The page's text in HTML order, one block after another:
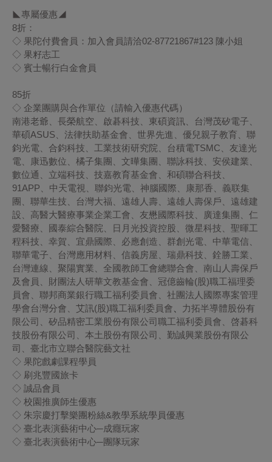
◣專屬優惠◢
8折：
◇ 果陀付費會員：加入會員請洽02-87721867#123 陳小姐
◇ 果籽志工
◇ 賓士暢行白金會員
85折
◇ 企業團購與合作單位（請輸入優惠代碼）
南港老爺、長榮航空、啟碁科技、東碩資訊、台灣茂矽電子、
華碩ASUS、法律扶助基金會、世界先進、優兒親子教育、聯
鈞光電、合鈞科技、工業技術研究院、台積電TSMC、友達光
電、康迅數位、橘子集團、文曄集團、聯詠科技、安侯建業、
數位通、立端科技、技嘉教育基金會、和碩聯合科技、
91APP、中天電視、聯鈞光電、神腦國際、康那香、義联集
團、聯華生技、台灣大福、遠雄人壽、遠雄人壽保戶、遠雄建
設、高醫大醫療事業企業工會、友懋國際科技、廣達集團、仁
愛醫療、國泰綜合醫院、日月光投資控股、微星科技、聖暉工
程科技、幸賀、宜鼎國際、必應創造、群創光電、中華電信、
聯華電子、台灣應用材料、信義房屋、瑞鼎科技、銓勝工業、
台灣連線、聚陽實業、全國教師工會總聯合會、南山人壽保戶
及會員、財團法人研華文教基金會、冠億齒輪(股)職工福理委
員會、聯邦商業銀行職工福利委員會、社團法人國際專案管理
學會台灣分會、艾訊(股)職工福利委員會
力拓半導體股份有
限公司、矽品精密工業股份有限公司職工福利委員會、啓碁科
技股份有限公司、本土股份有限公司、勤誠興業股份有限公
司、臺北市立聯合醫院藝文社
◇ 果陀戲劇課程學員
◇ 刷兆豐國旅卡
◇ 誠品會員
◇ 校園推廣師生優惠
◇ 朱宗慶打擊樂團粉絲&教學系統學員優惠
◇ 臺北表演藝術中心─成癮玩家
◇ 臺北表演藝術中心─團隊玩家